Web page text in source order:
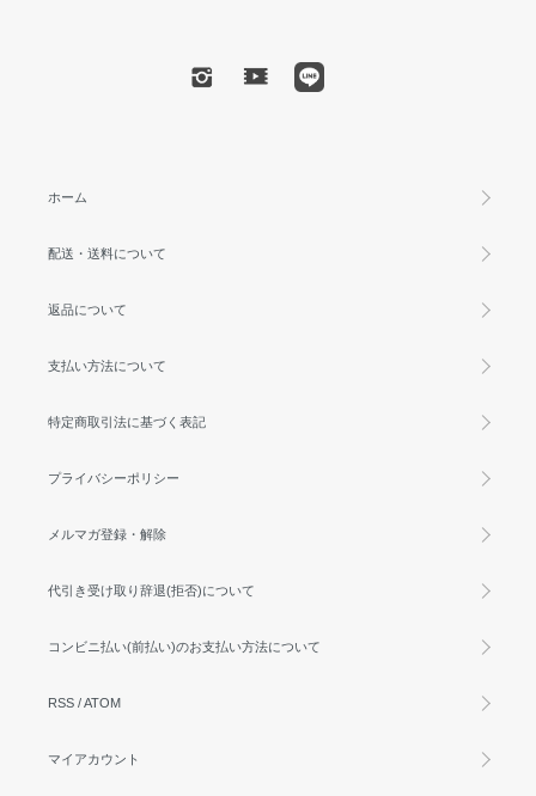
ホーム
配送・送料について
返品について
支払い方法について
特定商取引法に基づく表記
プライバシーポリシー
メルマガ登録・解除
代引き受け取り辞退(拒否)について
コンビニ払い(前払い)のお支払い方法について
RSS /ATOM
マイアカウント